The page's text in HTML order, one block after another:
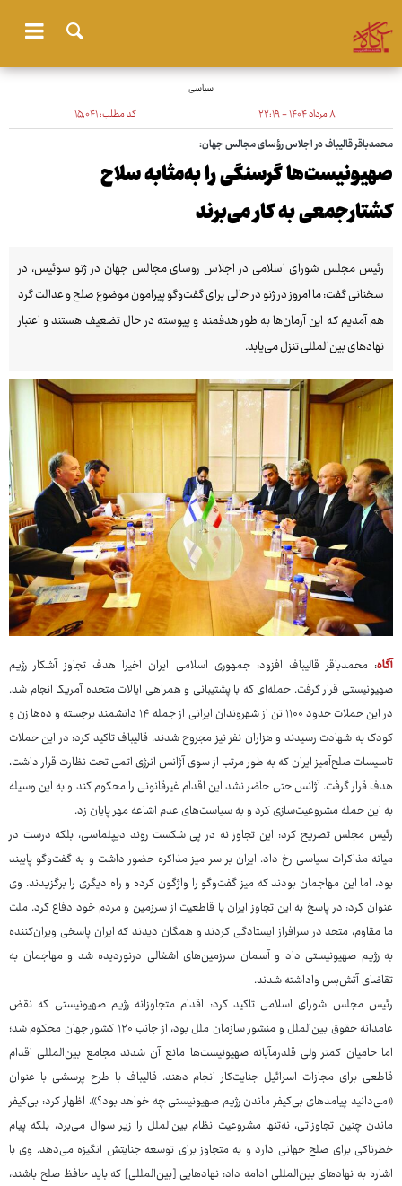
سیاسی
۸ مرداد ۱۴۰۴ - ۲۲:۱۹ کد مطلب:۱۵٬۰۴۱
محمدباقر قالیباف در اجلاس رؤسای مجالس جهان:
صهیونیست‌ها گرسنگی را به‌مثابه سلاح
کشتارجمعی به کار می‌برند
رئیس مجلس شورای اسلامی در اجلاس روسای مجالس جهان در ژنو سوئیس، در
سخنانی گفت: ما امروز در ژنو در حالی برای گفت‌وگو پیرامون موضوع صلح و عدالت گرد
هم آمدیم که این آرمان‌ها به طور هدفمند و پیوسته در حال تضعیف هستند و اعتبار
نهادهای بین‌المللی تنزل می‌یابد.
آگاه: محمدباقر قالیباف افزود: جمهوری اسلامی ایران اخیرا هدف تجاوز آشکار رژیم
صهیونیستی قرار گرفت. حمله‌ای که با پشتیبانی و همراهی ایالات متحده آمریکا انجام شد.
در این حملات حدود ۱۱۰۰ تن از شهروندان ایرانی از جمله ۱۴ دانشمند برجسته و ده‌ها زن و
کودک به شهادت رسیدند و هزاران نفر نیز مجروح شدند. قالیباف تاکید کرد: در این حملات
تاسیسات صلح‌آمیز ایران که به طور مرتب از سوی آژانس انرژی اتمی تحت نظارت قرار داشت،
هدف قرار گرفت. آژانس حتی حاضر نشد این اقدام غیرقانونی را محکوم کند و به این وسیله
به این حمله مشروعیت‌سازی کرد و به سیاست‌های عدم اشاعه مهر پایان زد.
رئیس مجلس تصریح کرد: این تجاوز نه در پی شکست روند دیپلماسی، بلکه درست در
میانه مذاکرات سیاسی رخ داد. ایران بر سر میز مذاکره حضور داشت و به گفت‌وگو پایبند
بود، اما این مهاجمان بودند که میز گفت‌وگو را واژگون کرده و راه دیگری را برگزیدند. وی
عنوان کرد: در پاسخ به این تجاوز ایران با قاطعیت از سرزمین و مردم خود دفاع کرد. ملت
ما مقاوم، متحد در سرافراز ایستادگی کردند و همگان دیدند که ایران پاسخی ویران‌کننده
به رژیم صهیونیستی داد و آسمان سرزمین‌های اشغالی درنوردیده شد و مهاجمان به
تقاضای آتش‌بس واداشته شدند.
رئیس مجلس شورای اسلامی تاکید کرد: اقدام متجاوزانه رژیم صهیونیستی که نقض
عامدانه حقوق بین‌الملل و منشور سازمان ملل بود، از جانب ۱۲۰ کشور جهان محکوم شد؛
اما حامیان کمتر ولی قلدرمآبانه صهیونیست‌ها مانع آن شدند مجامع بین‌المللی اقدام
قاطعی برای مجازات اسرائیل جنایت‌کار انجام دهند. قالیباف با طرح پرسشی با عنوان
«می‌دانید پیامدهای بی‌کیفر ماندن رژیم صهیونیستی چه خواهد بود؟»، اظهار کرد: بی‌کیفر
ماندن چنین تجاوزاتی، نه‌تنها مشروعیت نظام بین‌الملل را زیر سوال می‌برد، بلکه پیام
خطرناکی برای صلح جهانی دارد و به متجاوز برای توسعه جنایتش انگیزه می‌دهد. وی با
اشاره به نهادهای بین‌المللی ادامه داد: نهادهایی [بین‌المللی] که باید حافظ صلح باشند،